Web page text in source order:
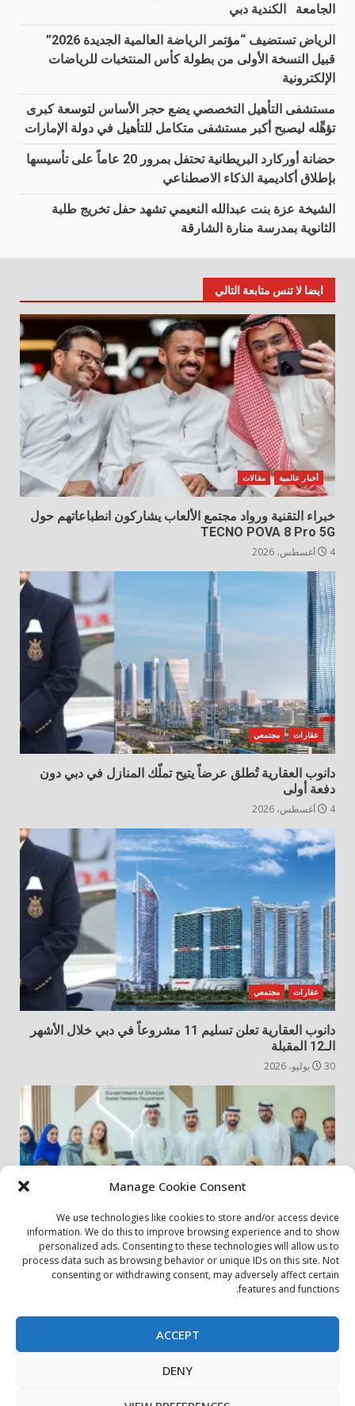
Manage Cookie Consent
We use technologies like cookies to store and/or access device
information. We do this to improve browsing experience and to show
personalized ads. Consenting to these technologies will allow us to
process data such as browsing behavior or unique IDs on this site. Not
consenting or withdrawing consent, may adversely affect certain
features and functions.
ACCEPT
DENY
الجامعة الكندية دبي
الرياض تستضيف “مؤتمر الرياضة العالمية الجديدة 2026”
قبيل النسخة الأولى من بطولة كأس المنتخبات للرياضات
الإلكترونية
مستشفى التأهيل التخصصي يضع حجر الأساس لتوسعة كبرى
تؤهِّله ليصبح أكبر مستشفى متكامل للتأهيل في دولة الإمارات
حضانة أوركارد البريطانية تحتفل بمرور 20 عاماً على تأسيسها
بإطلاق أكاديمية الذكاء الاصطناعي
الشيخة عزة بنت عبدالله النعيمي تشهد حفل تخريج طلبة
الثانوية بمدرسة منارة الشارقة
ايضا لا تنس متابعة التالي
أخبار عالمية مقالات
خبراء التقنية ورواد مجتمع الألعاب يشاركون انطباعاتهم حول
TECNO POVA 8 Pro 5G
4 أغسطس، 2026
عقارات مجتمعي
دانوب العقارية تُطلق عرضاً يتيح تملّك المنازل في دبي دون
دفعة أولى
4 أغسطس، 2026
عقارات مجتمعي
دانوب العقارية تعلن تسليم 11 مشروعاً في دبي خلال الأشهر
الـ12 المقبلة
30 يوليو، 2026
أخبار المجتمع مجتمعي
الشارقة لإدارة الأصول تنظم زيارة إلى دار رعاية المسنين
بيان الخصوصية سياسة ملفات تعريف الارتباط
اتصل بنا
حول الموقع